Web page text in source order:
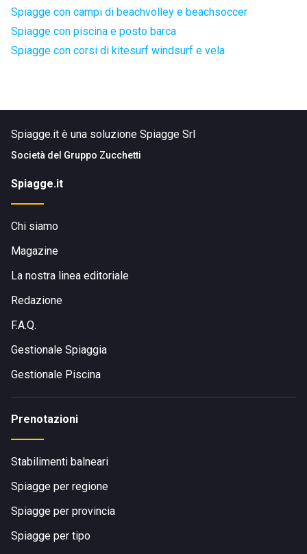
Spiagge con campi di beachvolley e beachsoccer
Spiagge con piscina e posto barca
Spiagge con corsi di kitesurf windsurf e vela
Spiagge.it è una soluzione Spiagge Srl
Società del Gruppo Zucchetti
Spiagge.it
Chi siamo
Magazine
La nostra linea editoriale
Redazione
F.A.Q.
Gestionale Spiaggia
Gestionale Piscina
Prenotazioni
Stabilimenti balneari
Spiagge per regione
Spiagge per provincia
Spiagge per tipo